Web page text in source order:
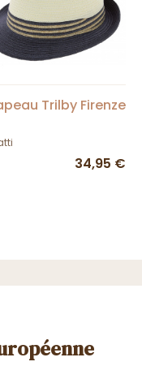
Trilby Firenze
34,95 €